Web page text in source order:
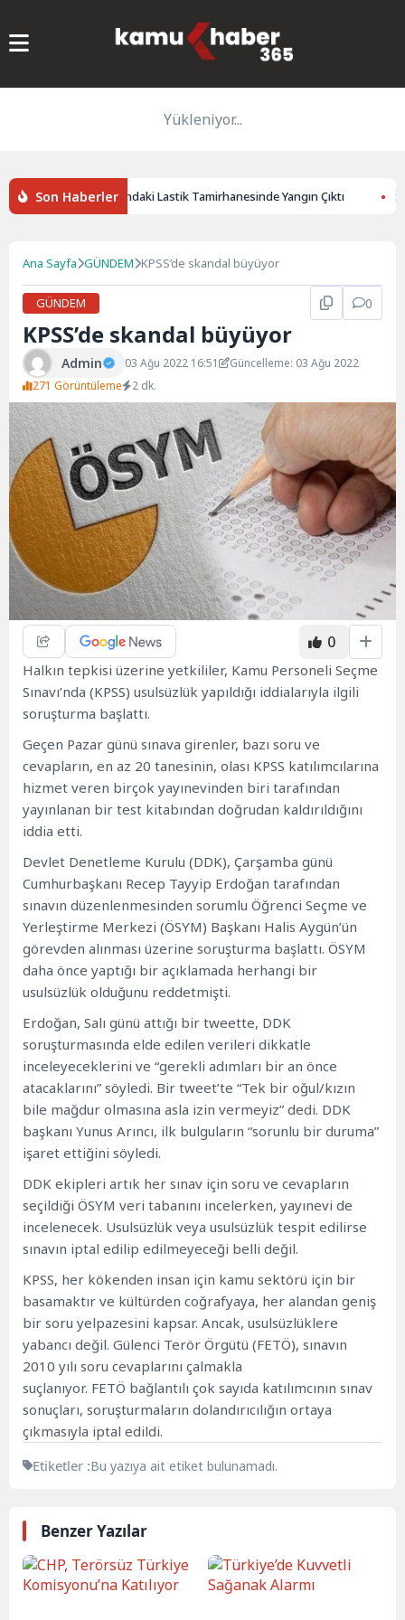
Yükleniyor...
Son Haberler
İstasyonundaki Lastik Tamirhanesinde Yangın Çıktı
Ana Sayfa GÜNDEM KPSS’de skandal büyüyor
GÜNDEM 0
KPSS’de skandal büyüyor
Admin 03 Ağu 2022 16:51
Güncelleme: 03 Ağu 2022
271 Görüntüleme
2 dk.
0
Halkın tepkisi üzerine yetkililer, Kamu Personeli Seçme
Sınavı’nda (KPSS) usulsüzlük yapıldığı iddialarıyla ilgili
soruşturma başlattı.
Geçen Pazar günü sınava girenler, bazı soru ve
cevapların, en az 20 tanesinin, olası KPSS katılımcılarına
hizmet veren birçok yayınevinden biri tarafından
yayınlanan bir test kitabından doğrudan kaldırıldığını
iddia etti.
Devlet Denetleme Kurulu (DDK), Çarşamba günü
Cumhurbaşkanı Recep Tayyip Erdoğan tarafından
sınavın düzenlenmesinden sorumlu Öğrenci Seçme ve
Yerleştirme Merkezi (ÖSYM) Başkanı Halis Aygün’ün
görevden alınması üzerine soruşturma başlattı. ÖSYM
daha önce yaptığı bir açıklamada herhangi bir
usulsüzlük olduğunu reddetmişti.
Erdoğan, Salı günü attığı bir tweette, DDK
soruşturmasında elde edilen verileri dikkatle
inceleyeceklerini ve “gerekli adımları bir an önce
atacaklarını” söyledi. Bir tweet’te “Tek bir oğul/kızın
bile mağdur olmasına asla izin vermeyiz” dedi. DDK
başkanı Yunus Arıncı, ilk bulguların “sorunlu bir duruma”
işaret ettiğini söyledi.
DDK ekipleri artık her sınav için soru ve cevapların
seçildiği ÖSYM veri tabanını incelerken, yayınevi de
incelenecek. Usulsüzlük veya usulsüzlük tespit edilirse
sınavın iptal edilip edilmeyeceği belli değil.
KPSS, her kökenden insan için kamu sektörü için bir
basamaktır ve kültürden coğrafyaya, her alandan geniş
bir soru yelpazesini kapsar. Ancak, usulsüzlüklere
yabancı değil. Gülenci Terör Örgütü (FETÖ), sınavın
2010 yılı soru cevaplarını çalmakla
suçlanıyor. FETÖ bağlantılı çok sayıda katılımcının sınav
sonuçları, soruşturmaların dolandırıcılığın ortaya
çıkmasıyla iptal edildi.
Etiketler :Bu yazıya ait etiket bulunamadı.
Benzer Yazılar